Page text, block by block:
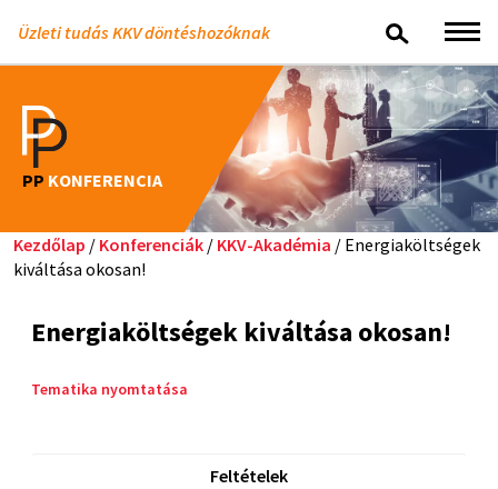
Üzleti tudás KKV döntéshozóknak
PP KONFERENCIA
Kezdőlap / Konferenciák / KKV-Akadémia / Energiaköltségek
kiváltása okosan!
Energiaköltségek kiváltása okosan!
Tematika nyomtatása
Feltételek